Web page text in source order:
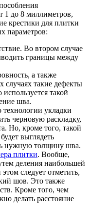
1 до 8 миллиметров,
крестики для плитки
параметров:
Во втором случае
границы между
а также
случаях такие дефекты
такой
шва.
технологии укладки
черновую раскладку,
Но, кроме того, такой
выглядеть
нужную толщину шва.
плитки. Вообще,
деления наибольшей
следует отметить,
шов. Это также
Кроме того, чем
делать расстояние